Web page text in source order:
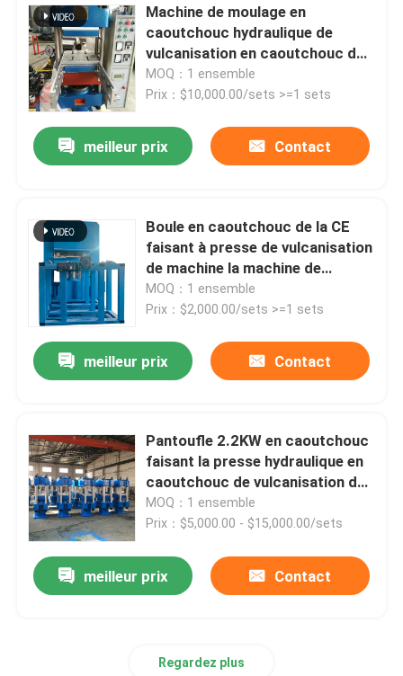
Système de pesage automatique de petits matériaux
Machine de moulage en
caoutchouc hydraulique de
vulcanisation en caoutchouc de
la presse 5.5KW
MOQ：1 ensemble
Prix：$10,000.00/sets >=1 sets
meilleur prix Contact
Boule en caoutchouc de la CE
faisant à presse de vulcanisation
de machine la machine de
processus en caoutchouc
MOQ：1 ensemble
Prix：$2,000.00/sets >=1 sets
meilleur prix Contact
Pantoufle 2.2KW en caoutchouc
faisant la presse hydraulique en
caoutchouc de vulcanisation de
machine
MOQ：1 ensemble
Prix：$5,000.00 - $15,000.00/sets
meilleur prix Contact
Regardez plus